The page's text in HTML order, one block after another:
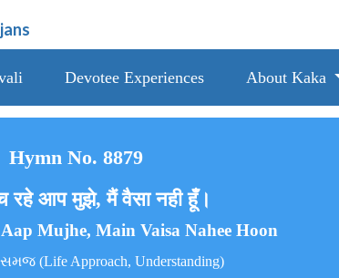
Devotee Experiences About Kaka
Hymn No. 8879
रहे आप मुझे, मैं वैसा नही हूँ।
Mujhe, Main Vaisa Nahee Hoon
(Life Approach, Understanding)